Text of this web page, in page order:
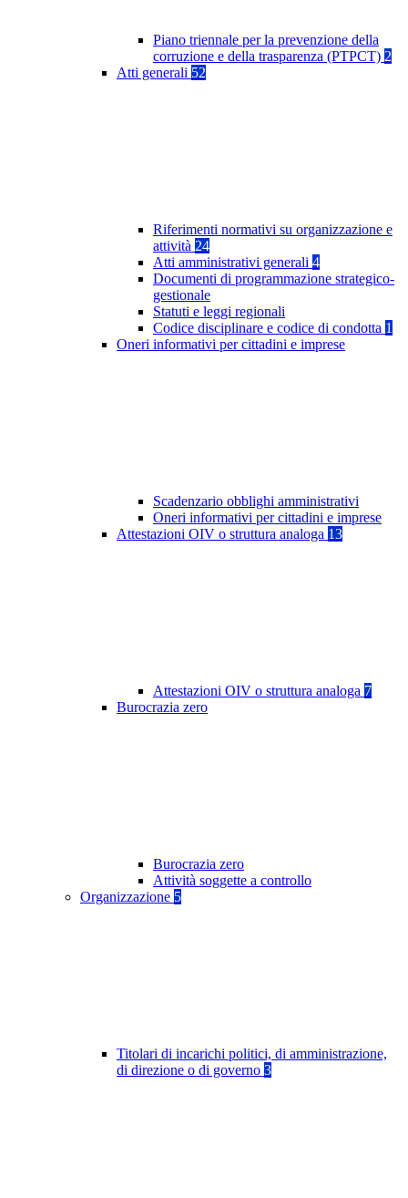
Piano triennale per la prevenzione della
corruzione e della trasparenza (PTPCT) 2
Atti generali 52
Riferimenti normativi su organizzazione e
attività 24
Atti amministrativi generali 4
Documenti di programmazione strategico-
gestionale
Statuti e leggi regionali
Codice disciplinare e codice di condotta 1
Oneri informativi per cittadini e imprese
Scadenzario obblighi amministrativi
Oneri informativi per cittadini e imprese
Attestazioni OIV o struttura analoga 13
Attestazioni OIV o struttura analoga 7
Burocrazia zero
Burocrazia zero
Attività soggette a controllo
Organizzazione 5
Titolari di incarichi politici, di amministrazione,
di direzione o di governo 3